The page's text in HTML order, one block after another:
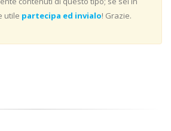
utile partecipa ed invialo! Grazie.